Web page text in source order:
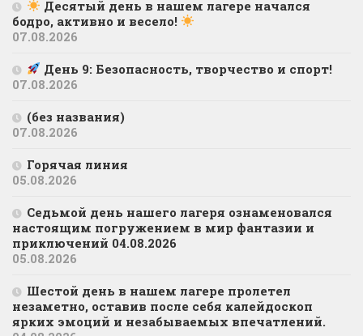
Десятый день в нашем лагере начался
бодро, активно и весело!
07.08.2026
День 9: Безопасность, творчество и спорт!
07.08.2026
(без названия)
07.08.2026
Горячая линия
05.08.2026
Седьмой день нашего лагеря ознаменовался
настоящим погружением в мир фантазии и
приключений 04.08.2026
05.08.2026
Шестой день в нашем лагере пролетел
незаметно, оставив после себя калейдоскоп
ярких эмоций и незабываемых впечатлений.